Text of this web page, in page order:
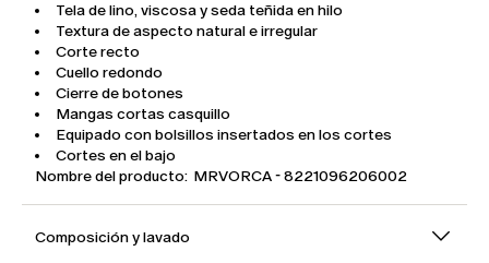
Tela de lino, viscosa y seda teñida en hilo
Textura de aspecto natural e irregular
Corte recto
Cuello redondo
Cierre de botones
Mangas cortas casquillo
Equipado con bolsillos insertados en los cortes
Cortes en el bajo
Nombre del producto: MRVORCA - 8221096206002
Composición y lavado